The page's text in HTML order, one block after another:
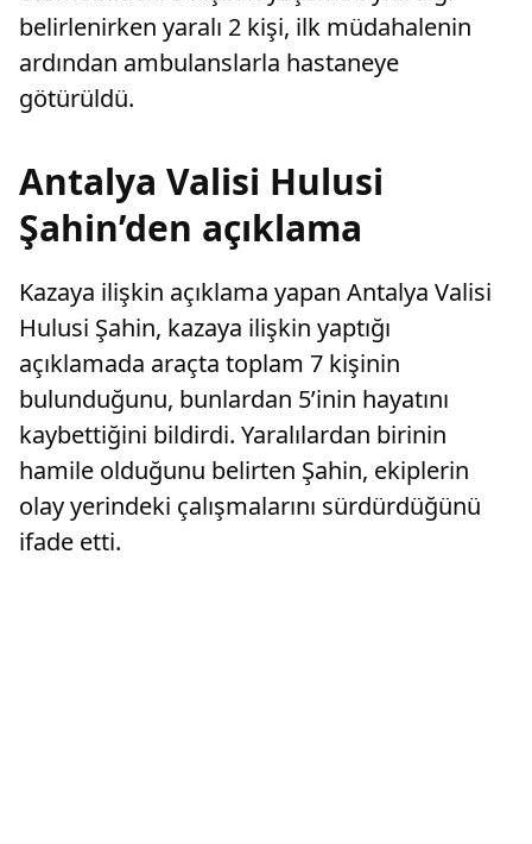
belirlenirken yaralı 2 kişi, ilk müdahalenin
ardından ambulanslarla hastaneye
götürüldü.
Antalya Valisi Hulusi
Şahin’den açıklama
Kazaya ilişkin açıklama yapan Antalya Valisi
Hulusi Şahin, kazaya ilişkin yaptığı
açıklamada araçta toplam 7 kişinin
bulunduğunu, bunlardan 5’inin hayatını
kaybettiğini bildirdi. Yaralılardan birinin
hamile olduğunu belirten Şahin, ekiplerin
olay yerindeki çalışmalarını sürdürdüğünü
ifade etti.